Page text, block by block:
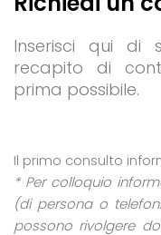
Inserisci qui di
recapito di
prima possibile.
Il primo consulto
* Per colloquio
(di persona o
possono rivolgere